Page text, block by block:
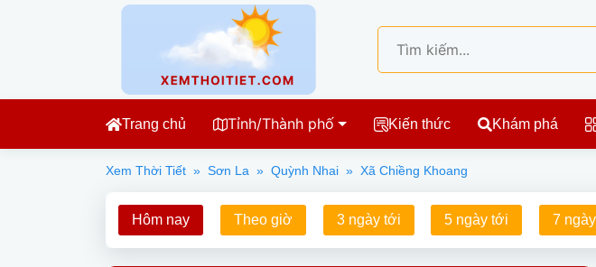
Trang chủ Tỉnh/Thành phố Kiến thức Khám phá
Xem Thời Tiết » Sơn La » Quỳnh Nhai » Xã Chiềng Khoang
Hôm nay Theo giờ 3 ngày tới 5 ngày tới 7